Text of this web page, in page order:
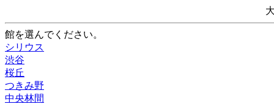
館を選んでください。
シリウス
渋谷
桜丘
つきみ野
中央林間